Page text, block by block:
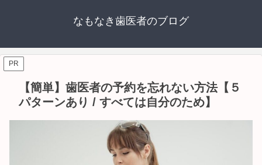
なもなき歯医者のブログ
PR
【簡単】歯医者の予約を忘れない方法【５
パターンあり / すべては自分のため】